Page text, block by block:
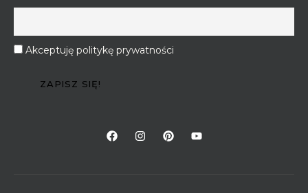
Akceptuję politykę prywatności